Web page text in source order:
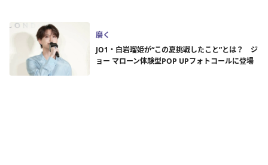
磨く
JO1・白岩瑠姫が“この夏挑戦したこと”とは？ ジ
ョー マローン体験型POP UPフォトコールに登場